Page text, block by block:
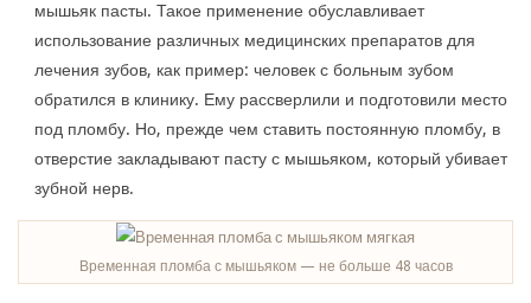
мышьяк пасты. Такое применение обуславливает
использование различных медицинских препаратов для
лечения зубов, как пример: человек с больным зубом
обратился в клинику. Ему рассверлили и подготовили место
под пломбу. Но, прежде чем ставить постоянную пломбу, в
отверстие закладывают пасту с мышьяком, который убивает
зубной нерв.
Временная пломба с мышьяком — не больше 48 часов